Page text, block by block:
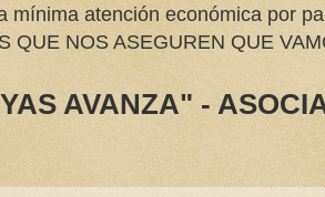
mínima atención económica por
QUE NOS ASEGUREN QUE
AVANZA" -